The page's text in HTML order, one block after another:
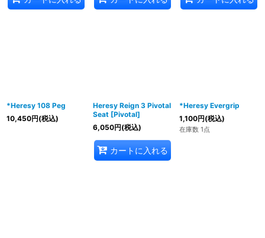
*Heresy 108 Peg
10,450円(税込)
Heresy Reign 3 Pivotal
Seat [Pivotal]
6,050円(税込)
カートに入れる
*Heresy Evergrip
1,100円(税込)
在庫数 1点